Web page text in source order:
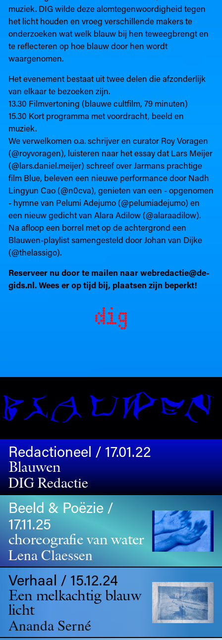
muziek. DIG wilde deze alomtegenwoordigheid tegen
het licht houden en vroeg verschillende makers te
onderzoeken wat welk blauw bij hen teweegbrengt en
te reflecteren op hoe blauw door hen wordt
waargenomen.
Het evenement bestaat uit twee delen die afzonderlijk
van elkaar te bezoeken zijn.
13.30 Filmvertoning (blauwe cultfilm, 79 minuten)
15.30 Kort programma met voordracht, beeld en
muziek.
We verwelkomen o.a. schrijver en curator Roy Voragen
(@royvoragen), luisteren naar het essay dat Lars Meijer
(@lars.daniel.meijer) schreef over Jarmans prachtige
film Blue, beleven een nieuwe performance door Nadh
Lingyun Cao (@n0cva), genieten van een - opgenomen
- hymne van Pelumi Adejumo (@pelumiadejumo) en
een nieuw gedicht van Alara Adilow (@alaraadilow). ⁠
Na afloop een borrel met op de achtergrond een
Blauwen-playlist samengesteld door Johan van Dijke
(@thelassigo).
Reserveer nu door te mailen naar webredactie@de-
gids.nl. Wees er op tijd bij, plaatsen zijn beperkt!
Redactioneel / 17.01.22
Blauwen
DIG Redactie
Beeld & Poëzie /
17.11.25
choreografie van water
Lena Claessen
Verhaal / 15.12.24
Een melkachtig blauw
licht
Ananda Serné